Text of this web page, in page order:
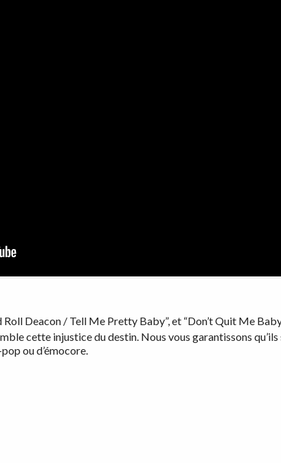
Roll Deacon / Tell Me Pretty Baby”, et “Don’t Quit Me
cette injustice du destin. Nous vous garantissons
ou d’émocore.